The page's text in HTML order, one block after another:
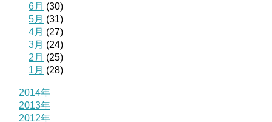
6月 (30)
5月 (31)
4月 (27)
3月 (24)
2月 (25)
1月 (28)
2014年
2013年
2012年